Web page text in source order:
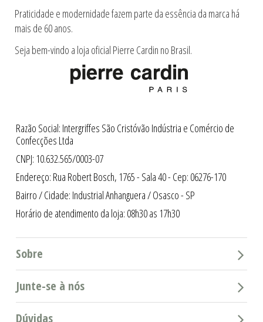
Praticidade e modernidade fazem parte da essência da marca há
mais de 60 anos.
Seja bem-vindo a loja oficial Pierre Cardin no Brasil.
Razão Social: Intergriffes São Cristóvão Indústria e Comércio de
Confecções Ltda
CNPJ: 10.632.565/0003-07
Endereço: Rua Robert Bosch, 1765 - Sala 40 - Cep: 06276-170
Bairro / Cidade: Industrial Anhanguera / Osasco - SP
Horário de atendimento da loja: 08h30 as 17h30
Sobre
Junte-se à nós
Dúvidas